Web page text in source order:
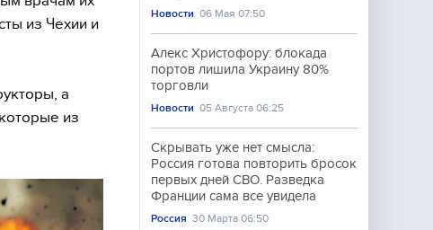
из Чехии и
а
из
Новости 06 Мая 07:50
Алекс Христофору: блокада
портов лишила Украину 80%
торговли
Новости 05 Августа 06:25
Скрывать уже нет смысла:
Россия готова повторить бросок
первых дней СВО. Разведка
Франции сама все увидела
Россия 30 Марта 06:50